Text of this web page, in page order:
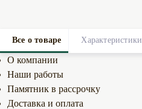
О компании
Наши работы
Памятник в рассрочку
Доставка и оплата
Все о товаре Характеристики